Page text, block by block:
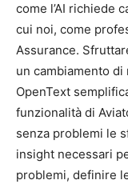
come l’AI richiede
cui noi, come
Assurance.
un cambiamento
OpenText
funzionalità di
senza problemi le
insight necessari
problemi, definire